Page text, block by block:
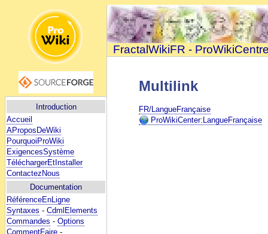
Introduction
Accueil
AProposDeWiki
PourquoiProWiki
ExigencesSystème
TéléchargerEtInstaller
ContactezNous
Documentation
RéférenceEnLigne
Syntaxes - CdmlElements
Commandes - Options
CommentFaire -
FractalWikiFR -
Multilink
FR/LangueFrançaise
ProWikiCenter:LangueFrançaise